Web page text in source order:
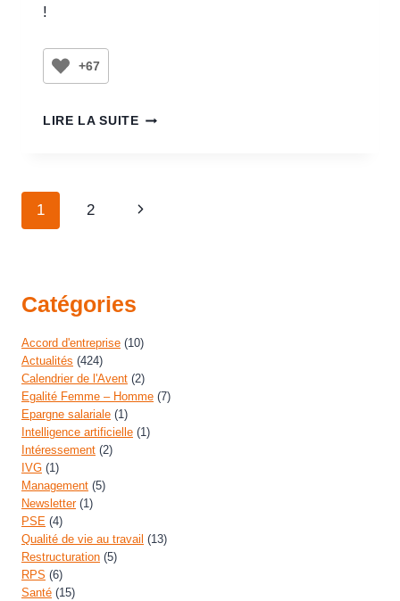
!
+67
LIRE LA SUITE
1 2
Catégories
Accord d'entreprise (10)
Actualités (424)
Calendrier de l'Avent (2)
Egalité Femme – Homme (7)
Epargne salariale (1)
Intelligence artificielle (1)
Intéressement (2)
IVG (1)
Management (5)
Newsletter(1)
PSE (4)
Qualité de vie au travail (13)
Restructuration (5)
RPS (6)
Santé (15)